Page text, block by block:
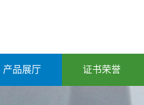
产品展厅 证书荣誉